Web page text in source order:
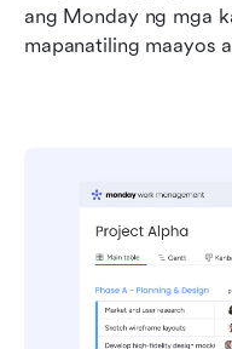
ang Monday ng mga
mapanatiling maayos